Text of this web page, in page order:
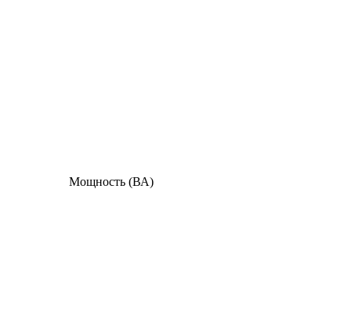
Мощность (ВА)